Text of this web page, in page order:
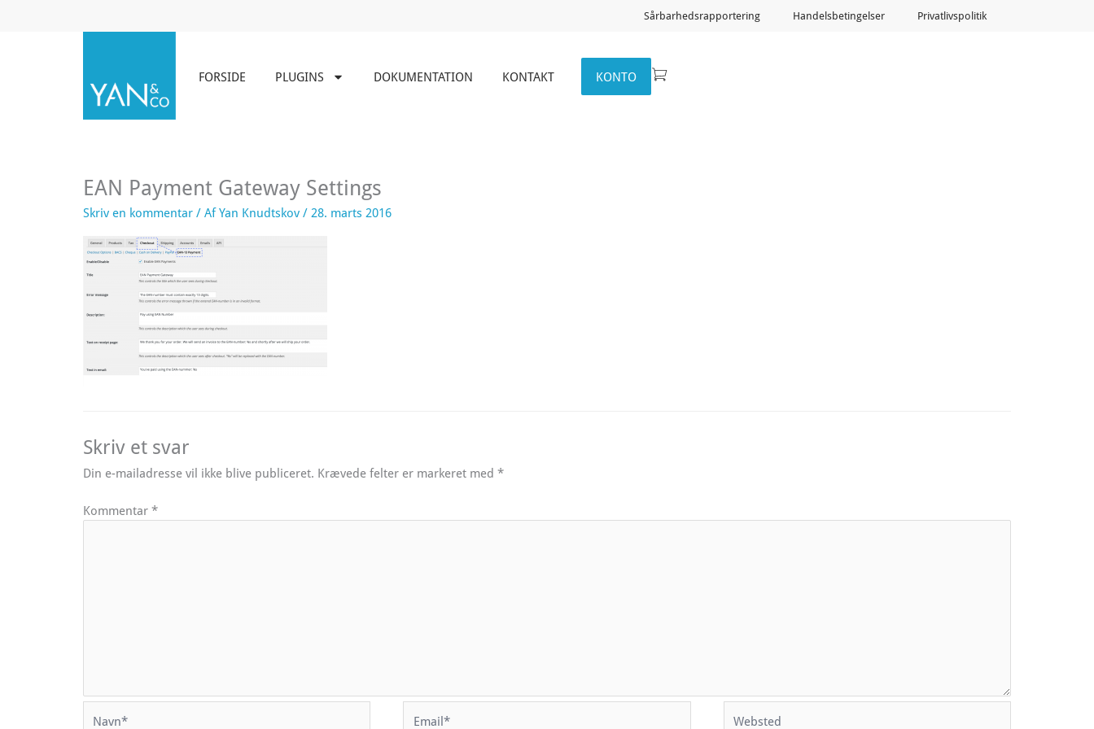
Sårbarhedsrapportering Handelsbetingelser Privatlivspolitik
FORSIDE PLUGINS DOKUMENTATION KONTAKT KONTO
EAN Payment Gateway Settings
Skriv en kommentar / AfYan Knudtskov / 28. marts 2016
Skriv et svar
Din e-mailadresse vil ikke blive publiceret. Krævede felter er markeret med *
Kommentar *